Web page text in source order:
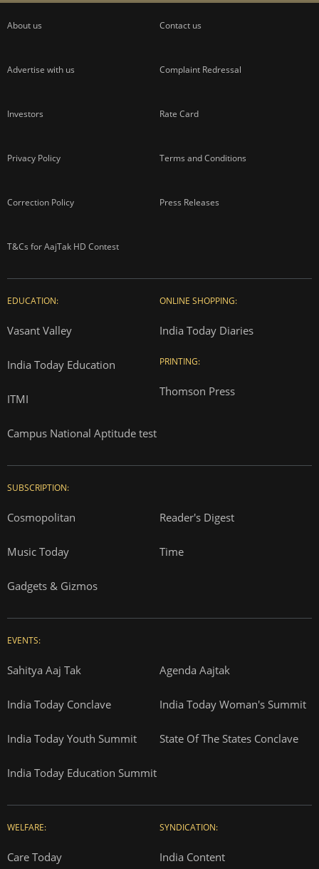
About us Contact us
Advertise with us Complaint Redressal
Investors Rate Card
Privacy Policy Terms and Conditions
Correction Policy Press Releases
T&Cs for AajTak HD Contest
EDUCATION:
Vasant Valley
India Today Education
ITMI
Campus National Aptitude test
ONLINE SHOPPING:
India Today Diaries
PRINTING:
Thomson Press
SUBSCRIPTION:
Cosmopolitan Reader's Digest
Music Today Time
Gadgets & Gizmos
EVENTS:
Sahitya Aaj Tak Agenda Aajtak
India Today Conclave India Today Woman's Summit
India Today Youth Summit State Of The States Conclave
India Today Education Summit
WELFARE:
Care Today
SYNDICATION:
India Content